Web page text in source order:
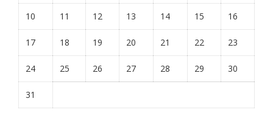
10 11 12 13 14 15 16
17 18 19 20 21 22 23
24 25 26 27 28 29 30
31